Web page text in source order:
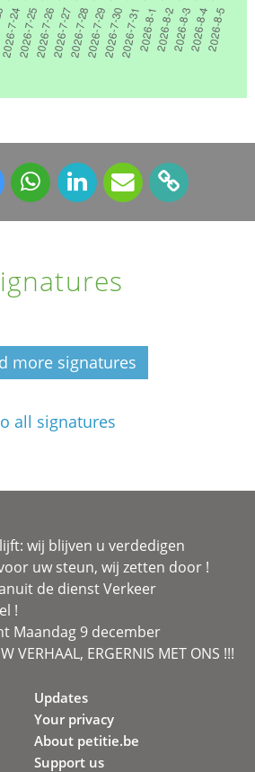
more signatures
all signatures
wij blijven u verdedigen
uw steun, wij zetten door !
de dienst Verkeer
!
Maandag 9 december
VERHAAL, ERGERNIS MET ONS !!!
Updates
Your privacy
About petitie.be
Support us